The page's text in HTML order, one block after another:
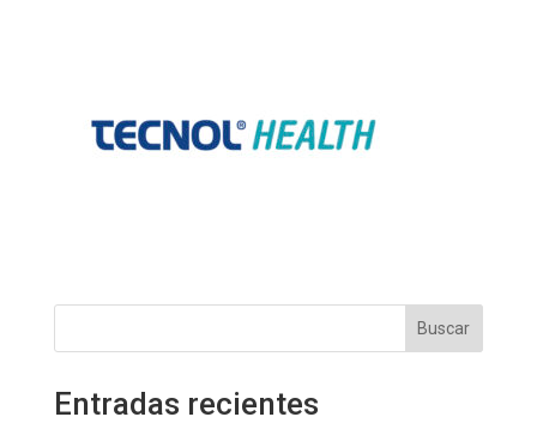
Buscar
Entradas recientes